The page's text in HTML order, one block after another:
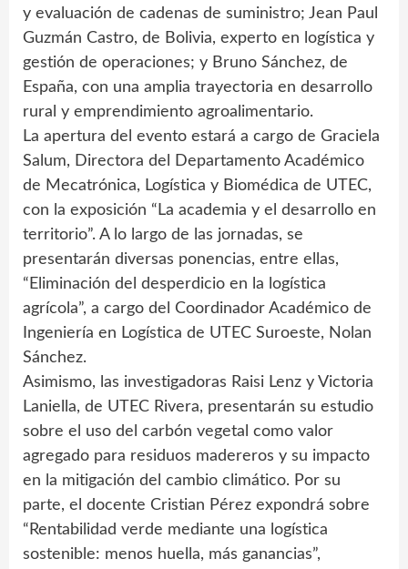
y evaluación de cadenas de suministro; Jean Paul
Guzmán Castro, de Bolivia, experto en logística y
gestión de operaciones; y Bruno Sánchez, de
España, con una amplia trayectoria en desarrollo
rural y emprendimiento agroalimentario.
La apertura del evento estará a cargo de Graciela
Salum, Directora del Departamento Académico
de Mecatrónica, Logística y Biomédica de UTEC,
con la exposición “La academia y el desarrollo en
territorio”. A lo largo de las jornadas, se
presentarán diversas ponencias, entre ellas,
“Eliminación del desperdicio en la logística
agrícola”, a cargo del Coordinador Académico de
Ingeniería en Logística de UTEC Suroeste, Nolan
Sánchez.
Asimismo, las investigadoras Raisi Lenz y Victoria
Laniella, de UTEC Rivera, presentarán su estudio
sobre el uso del carbón vegetal como valor
agregado para residuos madereros y su impacto
en la mitigación del cambio climático. Por su
parte, el docente Cristian Pérez expondrá sobre
“Rentabilidad verde mediante una logística
sostenible: menos huella, más ganancias”,